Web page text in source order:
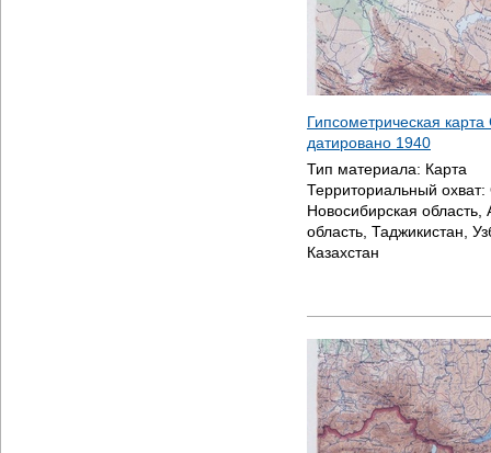
Гипсометрическая
датировано 1940
Тип материала: Карта
Территориальный охват:
Новосибирская область,
область, Таджикистан,
Казахстан